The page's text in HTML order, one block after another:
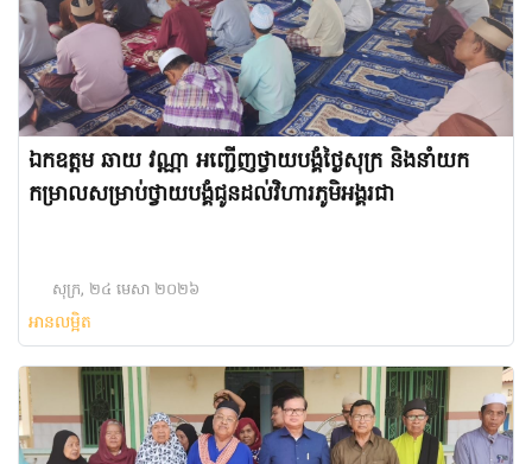
ឯកឧត្តម ឆាយ វណ្ណា អញ្ជើញ​ថ្វាយបង្គំថ្ងៃសុក្រ និងនាំយក
កម្រាលសម្រាប់ថ្វាយបង្គំជូនដល់វិហារភូមិអង្គរជា
សុក្រ, ២៤ មេសា ២០២៦
អានលម្អិត